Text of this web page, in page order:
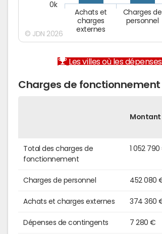
Achats et
charges
externes
Charges de
personnel
0k
© JDN 2026
Les villes où les
Charges de
Montant
Total des charges de
fonctionnement
1 052
Charges de personnel 452 080
Achats et charges externes 374 360
Dépenses de contingents 7 280 €